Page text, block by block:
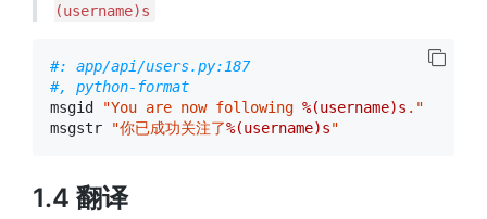
(username)s
#: app/api/users.py:187
#, python-format
msgid
"You are now following %(username)s ."
msgstr
"你已成功关注了%(username)s"
1.4 翻译